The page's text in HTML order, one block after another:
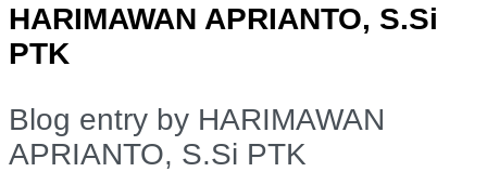
HARIMAWAN APRIANTO, S.Si
PTK
Blog entry by HARIMAWAN
APRIANTO, S.Si PTK